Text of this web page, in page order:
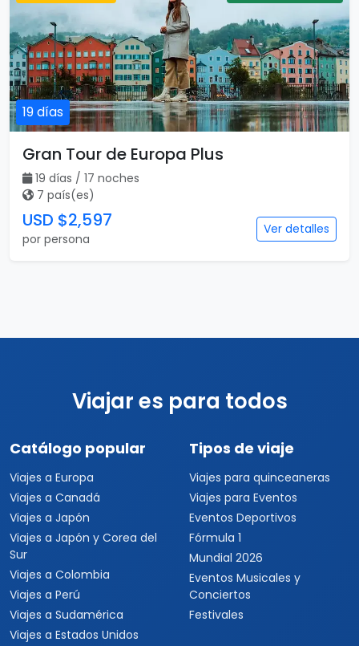
19 días
Gran Tour de Europa Plus
19 días / 17 noches
7 país(es)
USD $2,597
por persona
Ver detalles
Viajar es para todos
Catálogo popular
Viajes a Europa
Viajes a Canadá
Viajes a Japón
Viajes a Japón y Corea del
Sur
Viajes a Colombia
Viajes a Perú
Viajes a Sudamérica
Viajes a Estados Unidos
Tipos de viaje
Viajes para quinceaneras
Viajes para Eventos
Eventos Deportivos
Fórmula 1
Mundial 2026
Eventos Musicales y
Conciertos
Festivales